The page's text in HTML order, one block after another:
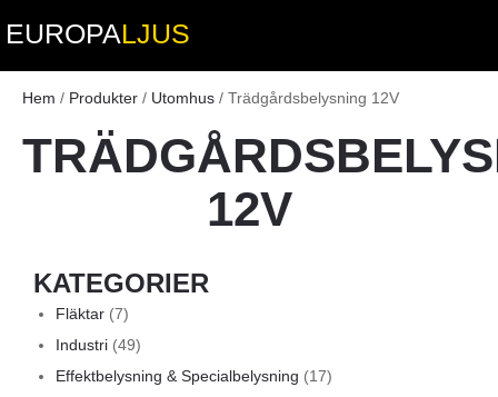
EUROPALJUS
Hem / Produkter / Utomhus / Trädgårdsbelysning 12V
12V
KATEGORIER
Fläktar (7)
Industri (49)
Effektbelysning & Specialbelysning (17)